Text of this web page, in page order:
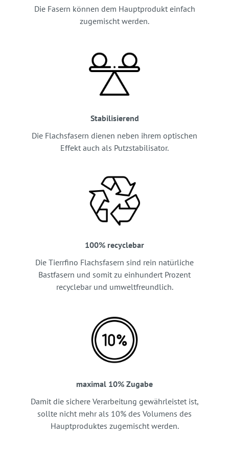
Die Fasern können dem Hauptprodukt einfach
zugemischt werden.
Stabilisierend
Die Flachsfasern dienen neben ihrem optischen
Effekt auch als Putzstabilisator.
100% recyclebar
Die Tierrfino Flachsfasern sind rein natürliche
Bastfasern und somit zu einhundert Prozent
recyclebar und umweltfreundlich.
maximal 10% Zugabe
Damit die sichere Verarbeitung gewährleistet ist,
sollte nicht mehr als 10% des Volumens des
Hauptproduktes zugemischt werden.